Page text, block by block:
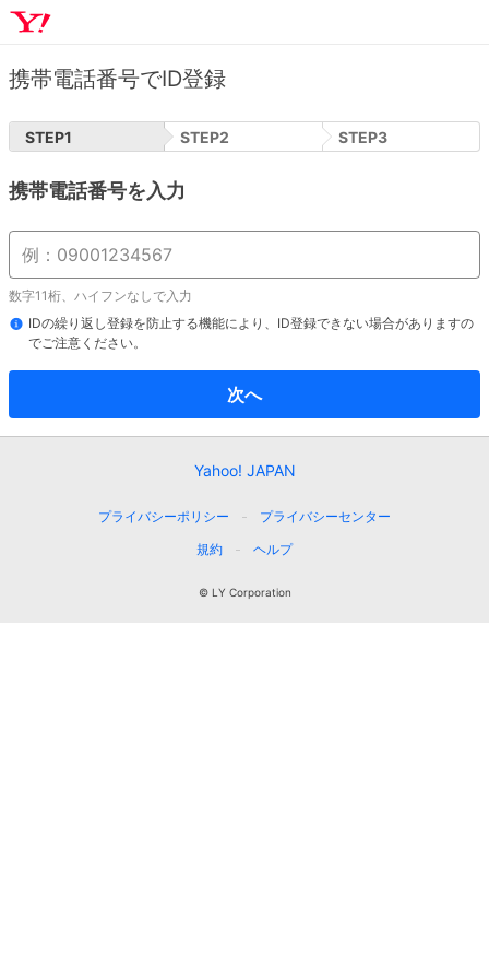
携帯電話番号でID登録
STEP1 STEP2 STEP3
携帯電話番号を入力
数字11桁、ハイフンなしで入力
IDの繰り返し登録を防止する機能により、ID登録できない場合がありますの
でご注意ください。
次へ
Yahoo! JAPAN
プライバシーポリシー
プライバシーセンター
規約
ヘルプ
© LY Corporation